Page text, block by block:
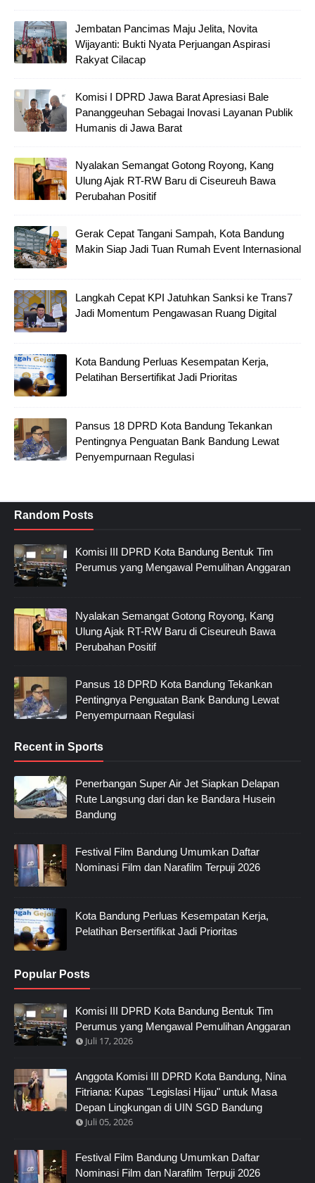
Jembatan Pancimas Maju Jelita, Novita
Wijayanti: Bukti Nyata Perjuangan Aspirasi
Rakyat Cilacap
Komisi I DPRD Jawa Barat Apresiasi Bale
Pananggeuhan Sebagai Inovasi Layanan Publik
Humanis di Jawa Barat
Nyalakan Semangat Gotong Royong, Kang
Ulung Ajak RT-RW Baru di Ciseureuh Bawa
Perubahan Positif
Gerak Cepat Tangani Sampah, Kota Bandung
Makin Siap Jadi Tuan Rumah Event Internasional
Langkah Cepat KPI Jatuhkan Sanksi ke Trans7
Jadi Momentum Pengawasan Ruang Digital
Kota Bandung Perluas Kesempatan Kerja,
Pelatihan Bersertifikat Jadi Prioritas
Pansus 18 DPRD Kota Bandung Tekankan
Pentingnya Penguatan Bank Bandung Lewat
Penyempurnaan Regulasi
Random Posts
Komisi III DPRD Kota Bandung Bentuk Tim
Perumus yang Mengawal Pemulihan Anggaran
Nyalakan Semangat Gotong Royong, Kang
Ulung Ajak RT-RW Baru di Ciseureuh Bawa
Perubahan Positif
Pansus 18 DPRD Kota Bandung Tekankan
Pentingnya Penguatan Bank Bandung Lewat
Penyempurnaan Regulasi
Recent in Sports
Penerbangan Super Air Jet Siapkan Delapan
Rute Langsung dari dan ke Bandara Husein
Bandung
Festival Film Bandung Umumkan Daftar
Nominasi Film dan Narafilm Terpuji 2026
Kota Bandung Perluas Kesempatan Kerja,
Pelatihan Bersertifikat Jadi Prioritas
Popular Posts
Komisi III DPRD Kota Bandung Bentuk Tim
Perumus yang Mengawal Pemulihan Anggaran
Juli 17, 2026
Anggota Komisi III DPRD Kota Bandung, Nina
Fitriana: Kupas "Legislasi Hijau" untuk Masa
Depan Lingkungan di UIN SGD Bandung
Juli 05, 2026
Festival Film Bandung Umumkan Daftar
Nominasi Film dan Narafilm Terpuji 2026